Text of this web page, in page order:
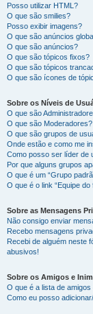
Posso utilizar HTML?
O que são smilies?
Posso exibir imagens?
O que são anúncios
O que são anúncios?
O que são tópicos fixos?
O que são tópicos
O que são ícones de
Sobre os Níveis de
O que são
O que são Moderadores?
O que são grupos de
Onde estão e como me
Como posso ser líder de
Por que alguns grupos
O que é um “Grupo
O que é o link “Equipe do
Sobre as Mensagens
Não consigo enviar
Recebo mensagens
Recebi de alguém neste
abusivos!
Sobre os Amigos e
O que é a lista de amigos
Como eu posso